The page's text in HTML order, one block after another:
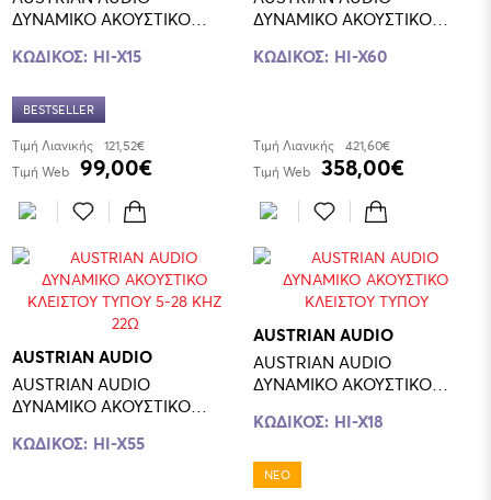
ΔΥΝΑΜΙΚΟ ΑΚΟΥΣΤΙΚΟ
ΚΩΔΙΚΟΣ: HI-X15
BESTSELLER
Τιμή Λιανικής
121,52€
Τιμή Web
99,00€
ΔΥΝΑΜΙΚΟ ΑΚΟΥΣΤΙΚΟ
ΚΩΔΙΚΟΣ: HI-X60
Τιμή Λιανικής
421,60€
Τιμή Web
358,00€
AUSTRIAN AUDIO
AUSTRIAN AUDIO
ΔΥΝΑΜΙΚΟ ΑΚΟΥΣΤΙΚΟ
22Ω
ΚΩΔΙΚΟΣ: HI-X55
AUSTRIAN AUDIO
AUSTRIAN AUDIO
ΔΥΝΑΜΙΚΟ ΑΚΟΥΣΤΙΚΟ
ΚΩΔΙΚΟΣ: HI-X18
ΝΕΟ